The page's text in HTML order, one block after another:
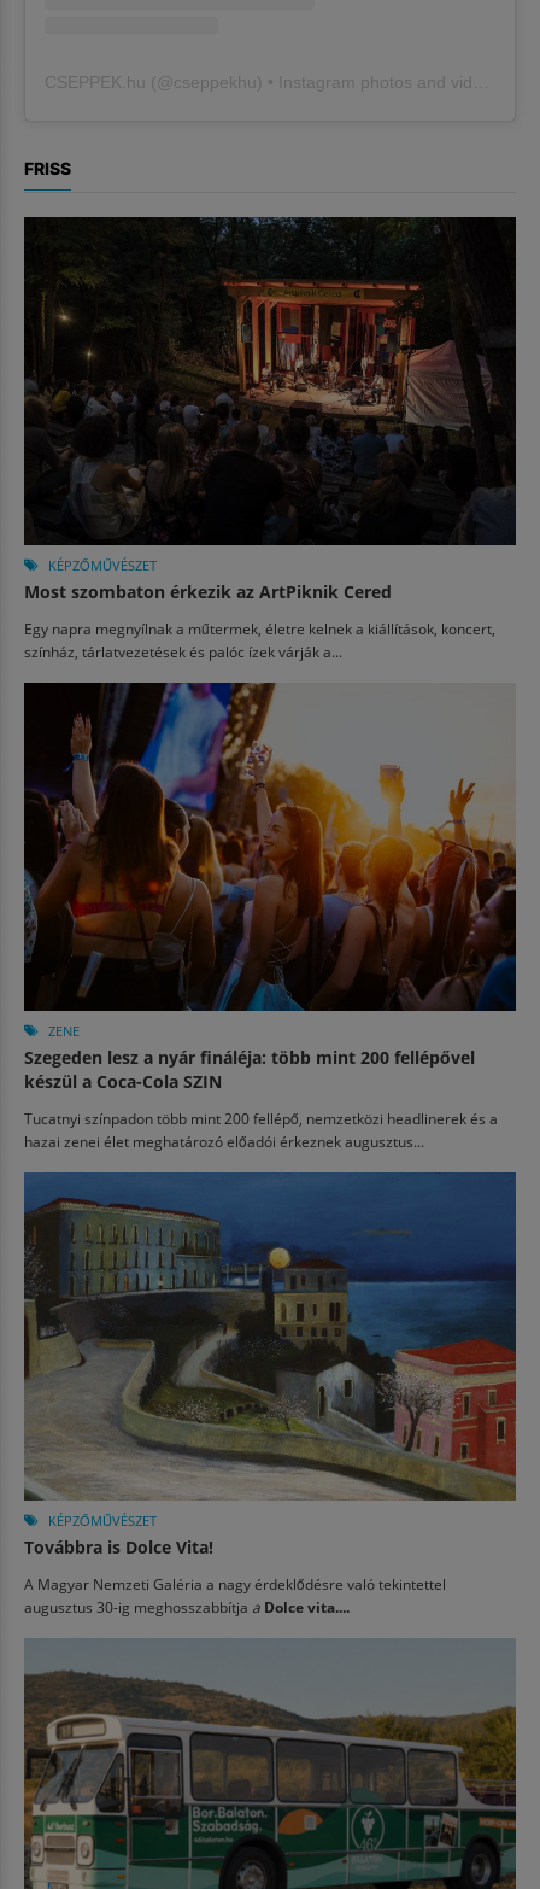
CSEPPEK.hu (@cseppekhu ) • Instagram photos and videos
FRISS
KÉPZŐMŰVÉSZET
Most szombaton érkezik az ArtPiknik Cered
Egy napra megnyílnak a műtermek, életre kelnek a kiállítások, koncert,
színház, tárlatvezetések és palóc ízek várják a...
ZENE
Szegeden lesz a nyár fináléja: több mint 200 fellépővel
készül a Coca-Cola SZIN
Tucatnyi színpadon több mint 200 fellépő, nemzetközi headlinerek és a
hazai zenei élet meghatározó előadói érkeznek augusztus...
KÉPZŐMŰVÉSZET
Továbbra is Dolce Vita!
A Magyar Nemzeti Galéria a nagy érdeklődésre való tekintettel
augusztus 30-ig meghosszabbítja a Dolce vita....